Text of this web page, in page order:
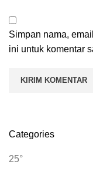
Simpan nama,
ini untuk komentar
Categories
25°